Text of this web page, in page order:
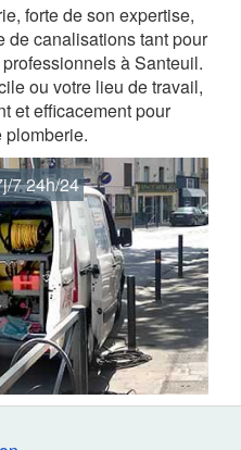
forte de son expertise,
de canalisations tant pour
à Santeuil.
ou votre lieu de travail,
et efficacement pour
plomberie.
7 24h/24